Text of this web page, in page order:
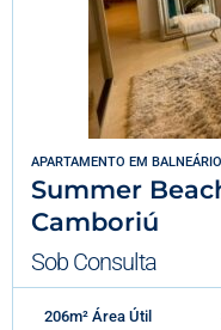
APARTAMENTO EM
Summer
Camboriú
Sob Consulta
206m² Área Útil